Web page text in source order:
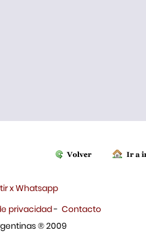
x Whatsapp
privacidad- Contacto
® 2009